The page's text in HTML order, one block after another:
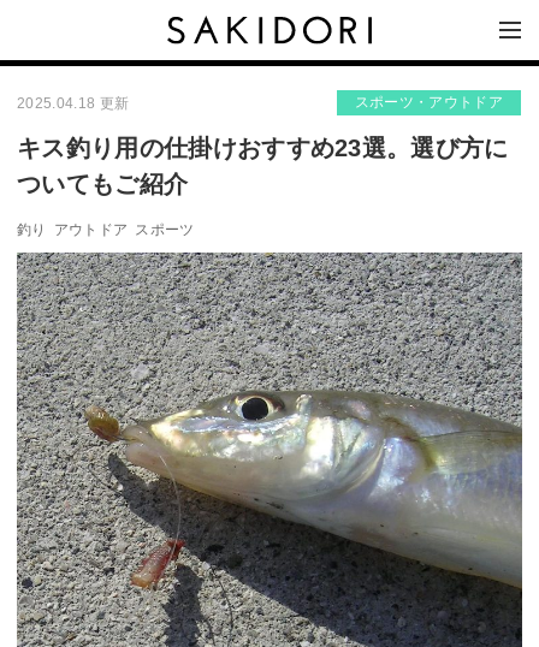
2025.04.18 更新 スポーツ・アウトドア
キス釣り用の仕掛けおすすめ23選。選び方に
ついてもご紹介
釣り アウトドア スポーツ